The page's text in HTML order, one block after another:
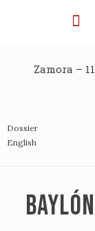
Zamora – 11
Dossier
English
BAYLÓN